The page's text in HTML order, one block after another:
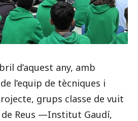
d’aquest any, amb
l’equip de tècniques i
grups classe de vuit
Reus —Institut Gaudí,